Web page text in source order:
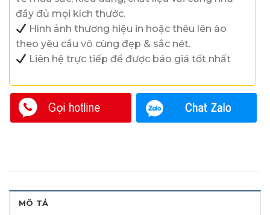
đầy đủ mọi kích thước.
Hình ảnh thương hiệu in hoặc thêu lên áo
theo yêu cầu vô cùng đẹp & sắc nét.
Liên hệ trực tiếp để được báo giá tốt nhất
MÔ TẢ